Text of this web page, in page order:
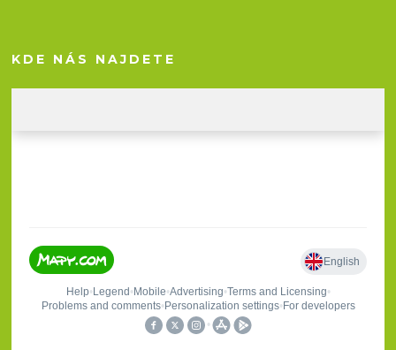
KDE NÁS NAJDETE